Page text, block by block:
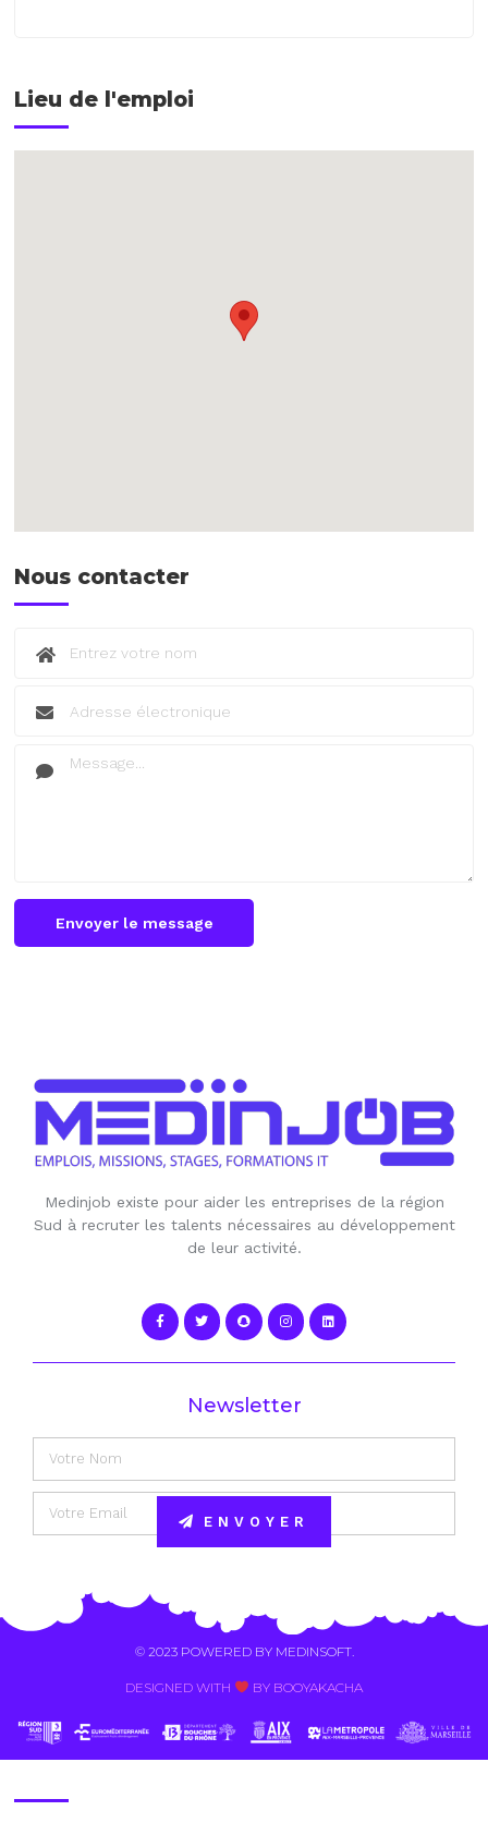
Lieu de l'emploi
Nous contacter
Envoyer le message
Medinjob existe pour aider les entreprises de la région
Sud à recruter les talents nécessaires au développement
de leur activité.
Newsletter
ENVOYER
© 2023 POWERED BY MEDINSOFT.
DESIGNED WITH BY BOOYAKACHA​